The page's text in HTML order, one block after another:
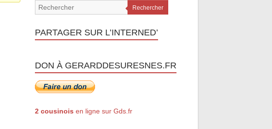
Rechercher
PARTAGER SUR L’INTERNED’
DON À GERARDDESURESNES.FR
2 cousinois en ligne sur Gds.fr